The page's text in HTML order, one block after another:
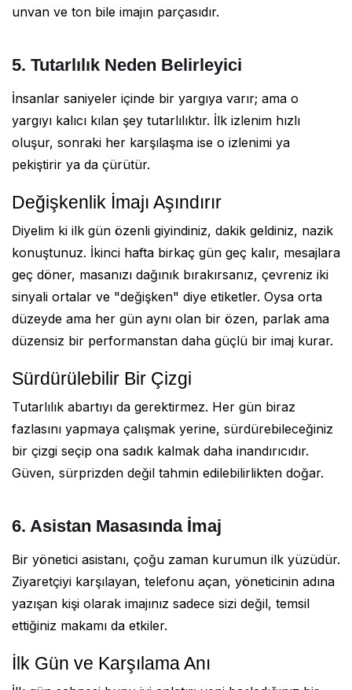
unvan ve ton bile imajın parçasıdır.
5. Tutarlılık Neden Belirleyici
İnsanlar saniyeler içinde bir yargıya varır; ama o
yargıyı kalıcı kılan şey tutarlılıktır. İlk izlenim hızlı
oluşur, sonraki her karşılaşma ise o izlenimi ya
pekiştirir ya da çürütür.
Değişkenlik İmajı Aşındırır
Diyelim ki ilk gün özenli giyindiniz, dakik geldiniz, nazik
konuştunuz. İkinci hafta birkaç gün geç kalır, mesajlara
geç döner, masanızı dağınık bırakırsanız, çevreniz iki
sinyali ortalar ve "değişken" diye etiketler. Oysa orta
düzeyde ama her gün aynı olan bir özen, parlak ama
düzensiz bir performanstan daha güçlü bir imaj kurar.
Sürdürülebilir Bir Çizgi
Tutarlılık abartıyı da gerektirmez. Her gün biraz
fazlasını yapmaya çalışmak yerine, sürdürebileceğiniz
bir çizgi seçip ona sadık kalmak daha inandırıcıdır.
Güven, sürprizden değil tahmin edilebilirlikten doğar.
6. Asistan Masasında İmaj
Bir yönetici asistanı, çoğu zaman kurumun ilk yüzüdür.
Ziyaretçiyi karşılayan, telefonu açan, yöneticinin adına
yazışan kişi olarak imajınız sadece sizi değil, temsil
ettiğiniz makamı da etkiler.
İlk Gün ve Karşılama Anı